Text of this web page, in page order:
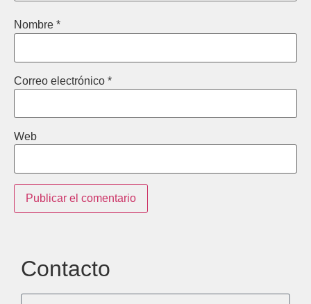
Nombre *
Correo electrónico *
Web
Contacto